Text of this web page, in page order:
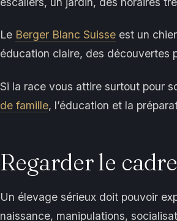
Le Berger Blanc Suisse est un
éducation claire, des découvertes
Si la race vous attire surtout pour
de famille, l’éducation et la
Regarder le
Un élevage sérieux doit pouvoir
naissance, manipulations,